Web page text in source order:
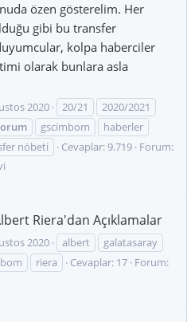
özen gösterelim. Her
gibi bu transfer
kolpa haberciler
olarak bunlara asla
2020 20/21
2020/2021
gscimbom
haberler
nöbeti Cevaplar: 9.719 Forum:
Riera'dan Açıklamalar
2020 albert
galatasaray
riera Cevaplar: 17 Forum: